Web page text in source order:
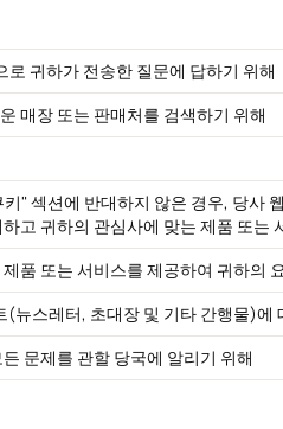
로 귀하가 전송한 질문에 답하기 위해
매장 또는 판매처를 검색하기 위해
" 섹션에 반대하지 않은 경우, 당사
고 귀하의 관심사에 맞는 제품 또는
품 또는 서비스를 제공하여 귀하의
(뉴스레터, 초대장 및 기타 간행물)에
문제를 관할 당국에 알리기 위해